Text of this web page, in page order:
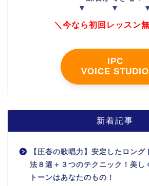
▼ ▼
＼今なら初回レッスン
IPC
VOICE STUDIO
新着記事
【圧巻の歌唱力】安定したロング
法８選＋３つのテクニック！美し
トーンはあなたのもの！